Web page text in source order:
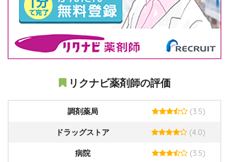
リクナビ薬剤師の評価
調剤薬局 (3.5)
ドラッグストア (4.0)
病院 (3.5)